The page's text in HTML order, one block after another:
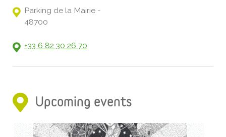
Parking de la Mairie -
48700
+33 6 82 30 26 70
Upcoming events